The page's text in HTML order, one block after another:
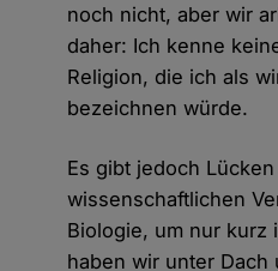
noch nicht, aber wir
daher: Ich kenne
Religion, die ich als
bezeichnen würde.
Es gibt jedoch Lücken
wissenschaftlichen
Biologie, um nur kurz
haben wir unter Dach